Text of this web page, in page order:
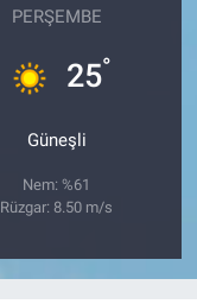
PERŞEMBE
25°
Güneşli
Nem: %61
Rüzgar: 8.50 m/s